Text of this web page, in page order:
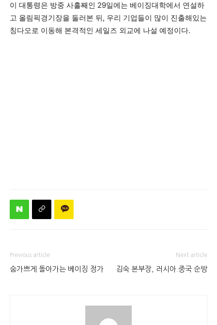
이 대통령은 방중 사흘째인 29일에는 베이징대학에서 연설하
고 올림픽경기장을 둘러본 뒤, 우리 기업들이 많이 진출해있는
칭다오로 이동해 본격적인 세일즈 외교에 나설 예정이다.
Previous article
숨가쁘게 돌아가는 베이징 정가
Next article
김숙 본부장, 러시아.중국 순방